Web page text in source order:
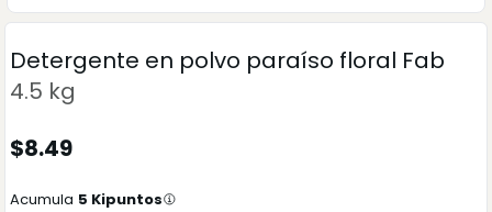
Detergente en polvo paraíso floral Fab
4.5 kg
$8.49
Acumula 5 Kipuntos